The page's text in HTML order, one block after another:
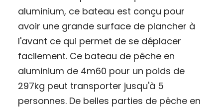
aluminium, ce bateau est conçu pour
avoir une grande surface de plancher à
l'avant ce qui permet de se déplacer
facilement. Ce bateau de pêche en
aluminium de 4m60 pour un poids de
297kg peut transporter jusqu'à 5
personnes. De belles parties de pêche en